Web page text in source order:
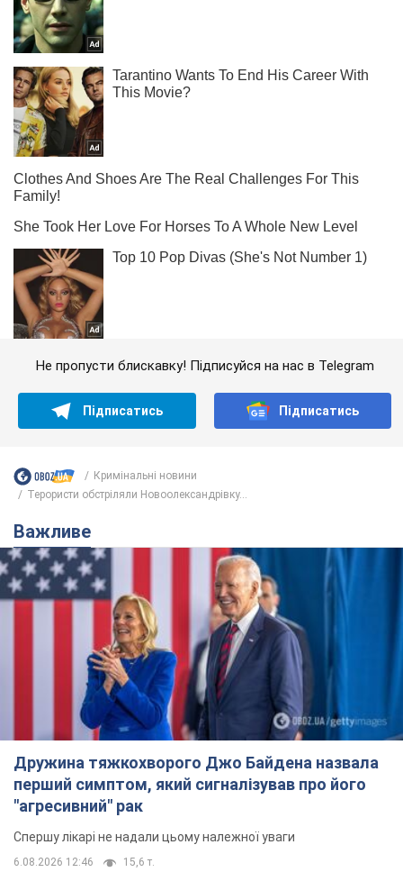
Не пропусти блискавку! Підписуйся на нас в Telegram
Підписатись Підписатись
Кримінальні новини
Терористи обстріляли Новоолександрівку...
Важливе
Дружина тяжкохворого Джо Байдена назвала
перший симптом, який сигналізував про його
"агресивний" рак
Спершу лікарі не надали цьому належної уваги
6.08.2026 12:46 15,6 т.